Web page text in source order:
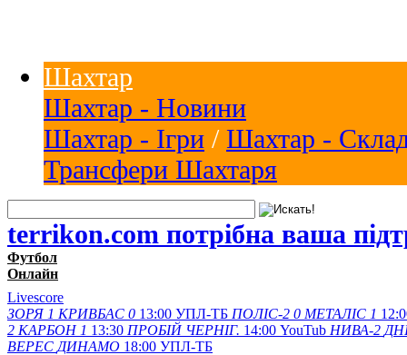
Шахтар
Шахтар - Новини
Шахтар - Ігри / Шахтар -
Трансфери Шахтаря
terrikon.com потрібна ваша
Футбол
Онлайн
Livescore
ЗОРЯ 1 КРИВБАС 0 13:00 УПЛ-ТБ ПОЛІС-2 0 МЕТАЛІС 1
2 КАРБОН 1 13:30 ПРОБІЙ ЧЕРНІГ. 14:00 YouTub НИВА-2
ВЕРЕС ДИНАМО 18:00 УПЛ-ТБ